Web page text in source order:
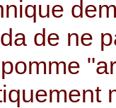
de ne